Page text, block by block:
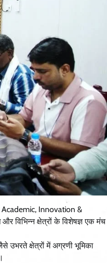
Academic, Innovation &
विभिन्न क्षेत्रों के विशेषज्ञ एक मंच
उभरते क्षेत्रों में अग्रणी भूमिका